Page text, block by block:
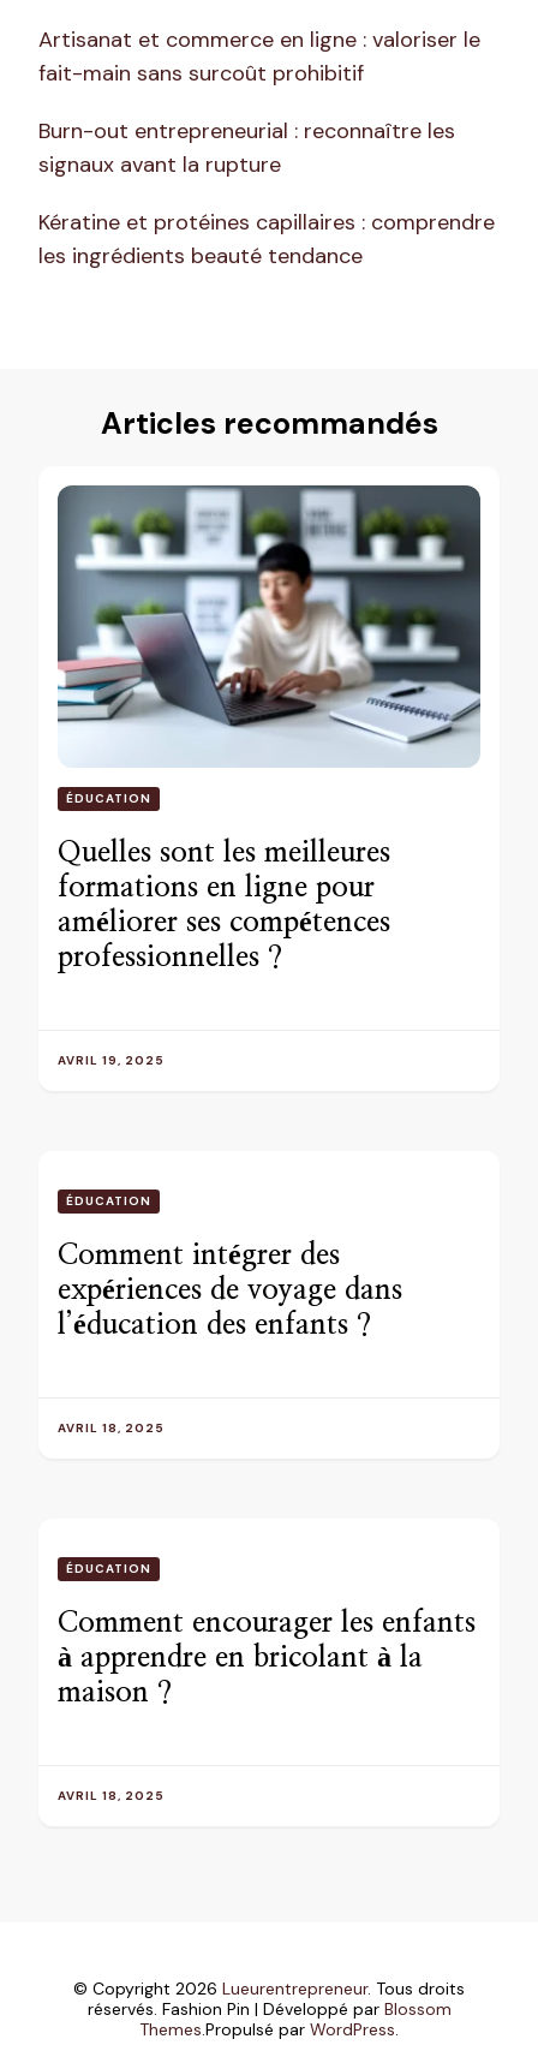
Artisanat et commerce en ligne : valoriser le
fait-main sans surcoût prohibitif
Burn-out entrepreneurial : reconnaître les
signaux avant la rupture
Kératine et protéines capillaires : comprendre
les ingrédients beauté tendance
Articles recommandés
ÉDUCATION
Quelles sont les meilleures
formations en ligne pour
améliorer ses compétences
professionnelles ?
AVRIL 19, 2025
ÉDUCATION
Comment intégrer des
expériences de voyage dans
l’éducation des enfants ?
AVRIL 18, 2025
ÉDUCATION
Comment encourager les enfants
à apprendre en bricolant à la
maison ?
AVRIL 18, 2025
© Copyright 2026 Lueurentrepreneur. Tous droits
réservés. Fashion Pin | Développé par Blossom
Themes.Propulsé par WordPress.